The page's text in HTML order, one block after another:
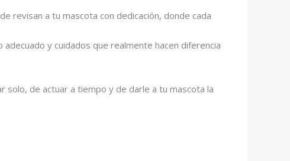
revisan a tu mascota con dedicación, donde cada
y cuidados que realmente hacen diferencia
solo, de actuar a tiempo y de darle a tu mascota la